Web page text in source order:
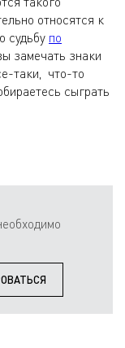
относятся к
судьбу по
замечать знаки
таки, что-то
сыграть